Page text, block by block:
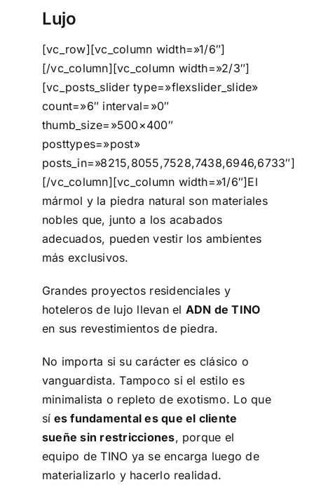
Lujo
[vc_row][vc_column width=»1/6″]
[/vc_column][vc_column width=»2/3″]
[vc_posts_slider type=»flexslider_slide»
count=»6″ interval=»0″
thumb_size=»500×400″
posttypes=»post»
posts_in=»8215,8055,7528,7438,6946,6733″]
[/vc_column][vc_column width=»1/6″]El
mármol y la piedra natural son materiales
nobles que, junto a los acabados
adecuados, pueden vestir los ambientes
más exclusivos.
Grandes proyectos residenciales y
hoteleros de lujo llevan el ADN de TINO
en sus revestimientos de piedra.
No importa si su carácter es clásico o
vanguardista. Tampoco si el estilo es
minimalista o repleto de exotismo. Lo que
sí es fundamental es que el cliente
sueñe sin restricciones, porque el
equipo de TINO ya se encarga luego de
materializarlo y hacerlo realidad.